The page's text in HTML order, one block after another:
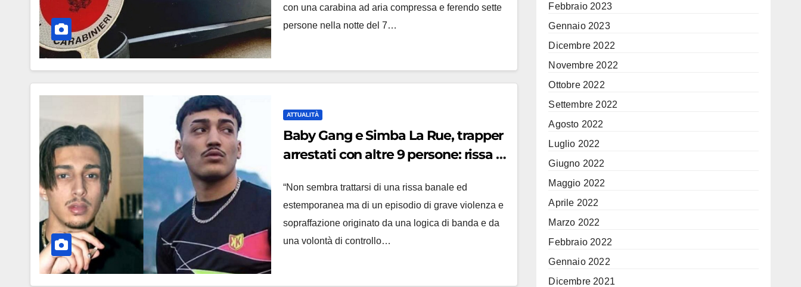
con una carabina ad aria compressa e ferendo sette
persone nella notte del 7…
ATTUALITÀ
Baby Gang e Simba La Rue, trapper
arrestati con altre 9 persone: rissa e
“Non sembra trattarsi di una rissa banale ed
estemporanea ma di un episodio di grave violenza e
sopraffazione originato da una logica di banda e da
una volontà di controllo…
Febbraio 2023
Gennaio 2023
Dicembre 2022
Novembre 2022
Ottobre 2022
Settembre 2022
Agosto 2022
Luglio 2022
Giugno 2022
Maggio 2022
Aprile 2022
Marzo 2022
Febbraio 2022
Gennaio 2022
Dicembre 2021